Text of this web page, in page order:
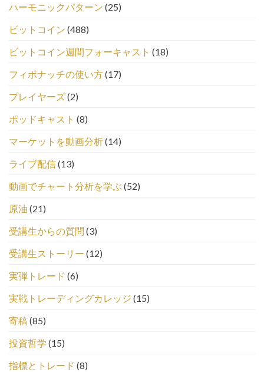
ハーモニックパターン (25)
ビットコイン (488)
ビットコイン週間フォーキャスト (18)
フィボナッチの使い方(17)
プレイヤーズ(2)
ポッドキャスト (8)
マーケットを動画分析(14)
ライブ配信(13)
動画でチャート分析を学ぶ (52)
原油 (21)
受講生からの質問 (3)
受講生ストーリー (12)
実弾トレード (6)
実戦トレーディングカレッジ (15)
寄稿(85)
投資哲学 (15)
指標とトレード (8)